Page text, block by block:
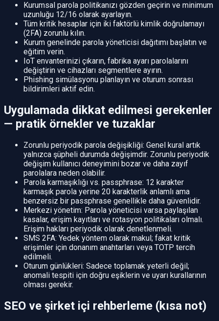
Kurumsal parola politikanızı gözden geçirin ve minimum
uzunluğu 12/16 olarak ayarlayın.
Tüm kritik hesaplar için iki faktörlü kimlik doğrulamayı
(2FA) zorunlu kılın.
Kurum genelinde parola yöneticisi dağıtımı başlatın ve
eğitim verin.
IoT envanterinizi çıkarın, fabrika ayarı parolalarını
değiştirin ve cihazları segmentlere ayırın.
Phishing simülasyonu planlayın ve oturum sonrası
bildirimleri aktif edin.
Uygulamada dikkat edilmesi gerekenler
— pratik örnekler ve tuzaklar
Zorunlu periyodik parola değişikliği: Genel kural artık
yalnızca şüpheli durumda değişimdir. Zorunlu periyodik
değişim kullanıcı deneyimini bozar ve daha zayıf
parolalara neden olabilir.
Parola karmaşıklığı vs. passphrase: 12 karakter
karmaşık parola yerine 20 karakterlik anlamlı ama
benzersiz bir passphrase genellikle daha güvenlidir.
Merkezi yönetim: Parola yöneticisi varsa paylaşılan
kasalar, erişim kayıtları ve rotasyon politikaları olmalı.
Erişim hakları periyodik olarak denetlenmeli.
SMS 2FA: Yedek yöntem olarak makul; fakat kritik
erişimler için donanım anahtarları veya TOTP tercih
edilmeli.
Oturum günlükleri: Sadece toplamak yeterli değil;
anomali tespiti için doğru eşiklerin ve uyarı kurallarının
olması gerekir.
SEO ve şirket içi rehberleme (kısa not)